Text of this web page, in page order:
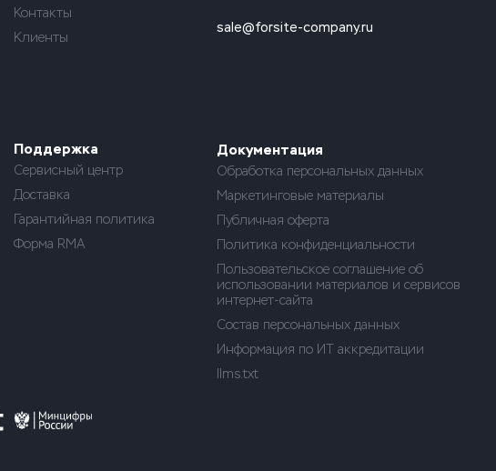
Контакты
Клиенты
Поддержка
Сервисный центр
Доставка
Гарантийная политика
Форма RMA
sale@forsite-company.ru
Документация
Обработка персональных данных
Маркетинговые материалы
Публичная оферта
Политика конфиденциальности
Пользовательское соглашение об
использовании материалов и сервисов
интернет-сайта
Состав персональных данных
Информация по ИТ аккредитации
llms.txt